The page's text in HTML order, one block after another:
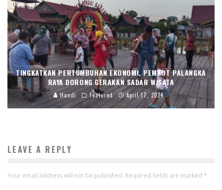
TINGKATKAN PERTUMBUHAN EKONOMI, PEMKOT PALANGKA
RAYA DORONG GERAKAN SADAR WISATA
Handi Featured April 17, 2024
LEAVE A REPLY
Your email address will not be published. Required fields are marked *